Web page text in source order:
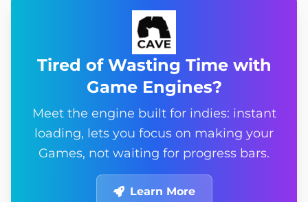
Tired of Wasting Time with
Game Engines?
Meet the engine built for indies: instant
loading, lets you focus on making your
Games, not waiting for progress bars.
Learn More